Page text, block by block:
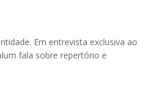
Em entrevista exclusiva ao
fala sobre repertório e